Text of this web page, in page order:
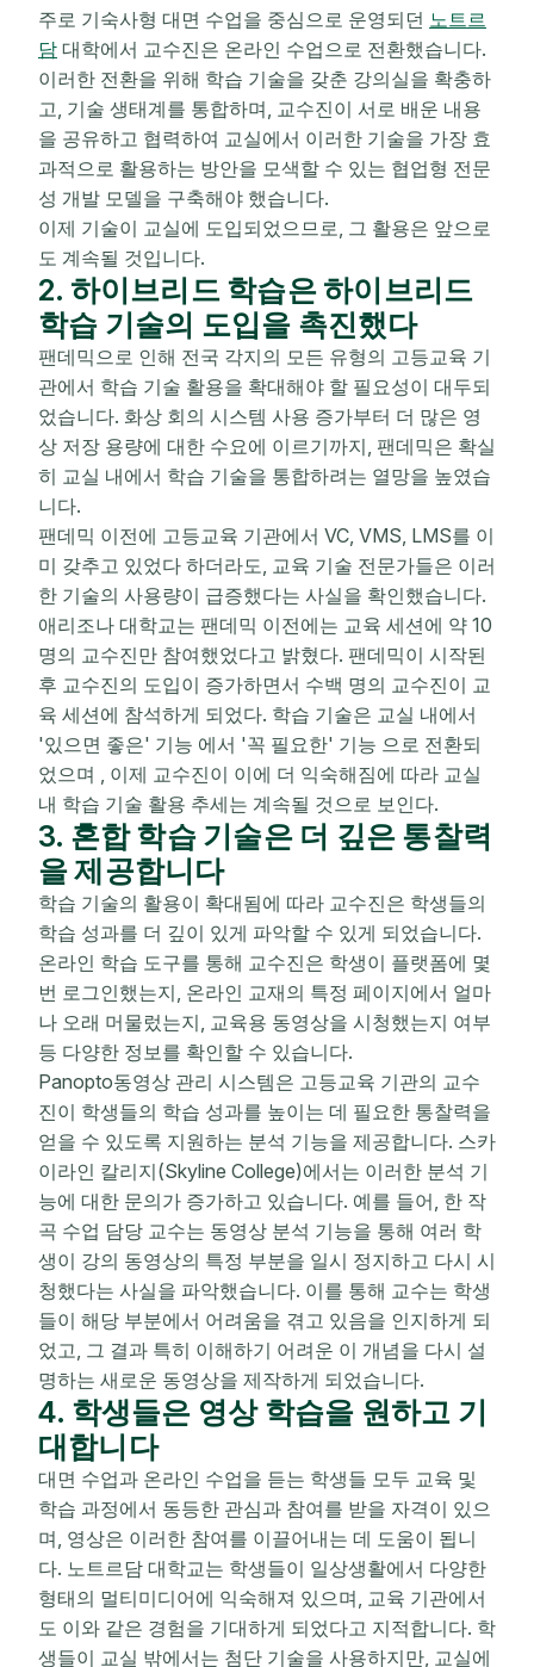
주로 기숙사형 대면 수업을 중심으로 운영되던 노트르
담 대학에서 교수진은 온라인 수업으로 전환했습니다.
이러한 전환을 위해 학습 기술을 갖춘 강의실을 확충하
고, 기술 생태계를 통합하며, 교수진이 서로 배운 내용
을 공유하고 협력하여 교실에서 이러한 기술을 가장 효
과적으로 활용하는 방안을 모색할 수 있는 협업형 전문
성 개발 모델을 구축해야 했습니다.
이제 기술이 교실에 도입되었으므로, 그 활용은 앞으로
도 계속될 것입니다.
2. 하이브리드 학습은 하이브리드
학습 기술의 도입을 촉진했다
팬데믹으로 인해 전국 각지의 모든 유형의 고등교육 기
관에서 학습 기술 활용을 확대해야 할 필요성이 대두되
었습니다. 화상 회의 시스템 사용 증가부터 더 많은 영
상 저장 용량에 대한 수요에 이르기까지, 팬데믹은 확실
히 교실 내에서 학습 기술을 통합하려는 열망을 높였습
니다.
팬데믹 이전에 고등교육 기관에서 VC, VMS, LMS를 이
미 갖추고 있었다 하더라도, 교육 기술 전문가들은 이러
한 기술의 사용량이 급증했다는 사실을 확인했습니다.
애리조나 대학교는 팬데믹 이전에는 교육 세션에 약 10
명의 교수진만 참여했었다고 밝혔다. 팬데믹이 시작된
후 교수진의 도입이 증가하면서 수백 명의 교수진이 교
육 세션에 참석하게 되었다. 학습 기술은 교실 내에서
'있으면 좋은' 기능 에서 '꼭 필요한' 기능 으로 전환되
었으며 , 이제 교수진이 이에 더 익숙해짐에 따라 교실
내 학습 기술 활용 추세는 계속될 것으로 보인다.
3. 혼합 학습 기술은 더 깊은 통찰력
을 제공합니다
학습 기술의 활용이 확대됨에 따라 교수진은 학생들의
학습 성과를 더 깊이 있게 파악할 수 있게 되었습니다.
온라인 학습 도구를 통해 교수진은 학생이 플랫폼에 몇
번 로그인했는지, 온라인 교재의 특정 페이지에서 얼마
나 오래 머물렀는지, 교육용 동영상을 시청했는지 여부
등 다양한 정보를 확인할 수 있습니다.
Panopto동영상 관리 시스템은 고등교육 기관의 교수
진이 학생들의 학습 성과를 높이는 데 필요한 통찰력을
얻을 수 있도록 지원하는 분석 기능을 제공합니다. 스카
이라인 칼리지(Skyline College)에서는 이러한 분석 기
능에 대한 문의가 증가하고 있습니다. 예를 들어, 한 작
곡 수업 담당 교수는 동영상 분석 기능을 통해 여러 학
생이 강의 동영상의 특정 부분을 일시 정지하고 다시 시
청했다는 사실을 파악했습니다. 이를 통해 교수는 학생
들이 해당 부분에서 어려움을 겪고 있음을 인지하게 되
었고, 그 결과 특히 이해하기 어려운 이 개념을 다시 설
명하는 새로운 동영상을 제작하게 되었습니다.
4. 학생들은 영상 학습을 원하고 기
대합니다
대면 수업과 온라인 수업을 듣는 학생들 모두 교육 및
학습 과정에서 동등한 관심과 참여를 받을 자격이 있으
며, 영상은 이러한 참여를 이끌어내는 데 도움이 됩니
다. 노트르담 대학교는 학생들이 일상생활에서 다양한
형태의 멀티미디어에 익숙해져 있으며, 교육 기관에서
도 이와 같은 경험을 기대하게 되었다고 지적합니다. 학
생들이 교실 밖에서는 첨단 기술을 사용하지만, 교실에